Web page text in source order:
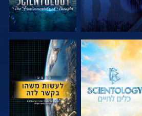
בדוק את הסדרה צפה